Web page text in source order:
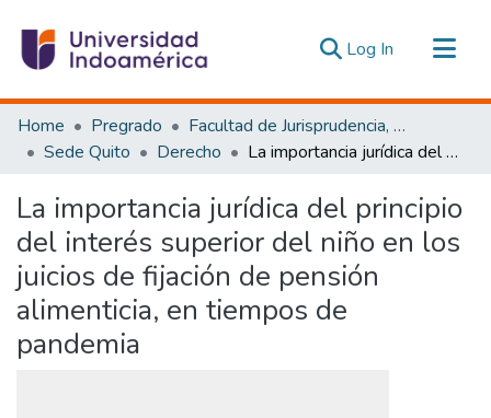
Log In (current)
Communities & Collections
All of DSpace
Estadísticas Externas
Home Pregrado
Facultad de Jurisprudencia, Ciencias Políticas y Económicas
Sede Quito
Derecho La importancia jurídica del principio del interés superior del niño en los juicios de fijación de pensión alimenticia, en tiempos de pandemia
La importancia jurídica del principio
del interés superior del niño en los
juicios de fijación de pensión
alimenticia, en tiempos de
pandemia